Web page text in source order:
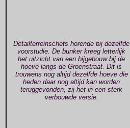
Detailterreinschets horende bij dezelfde
voorstudie. De bunker kreeg letterlijk
het uitzicht van een bijgebouw bij de
hoeve langs de Groenstraat. Dit is
trouwens nog altijd dezelfde hoeve die
heden daar nog altijd kan worden
teruggevonden, zij het in een sterk
verbouwde versie.